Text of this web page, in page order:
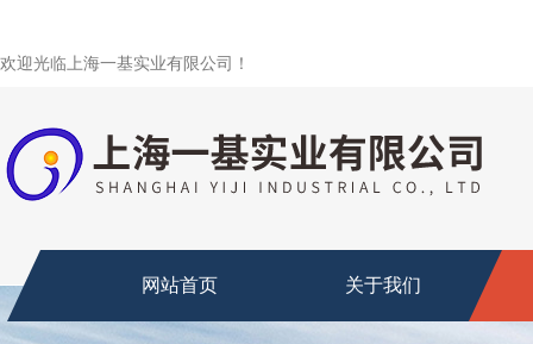
欢迎光临上海一基实业有限公司！
网站首页 关于我们